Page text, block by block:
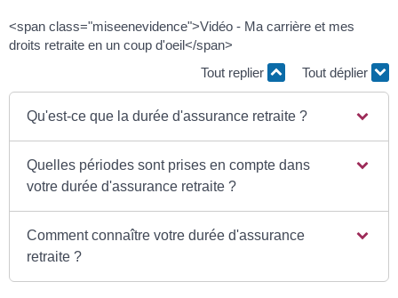
<span class="miseenevidence">Vidéo - Ma carrière et mes
droits retraite en un coup d'oeil</span>
Tout replier
Tout déplier
Qu'est-ce que la durée d'assurance retraite ?
Quelles périodes sont prises en compte dans
votre durée d'assurance retraite ?
Comment connaître votre durée d'assurance
retraite ?